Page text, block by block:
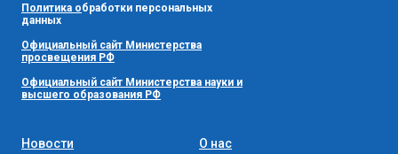
Политика обработки персональных
данных
Официальный сайт Министерства
просвещения РФ
Официальный сайт Министерства науки и
высшего образования РФ
Новости О нас